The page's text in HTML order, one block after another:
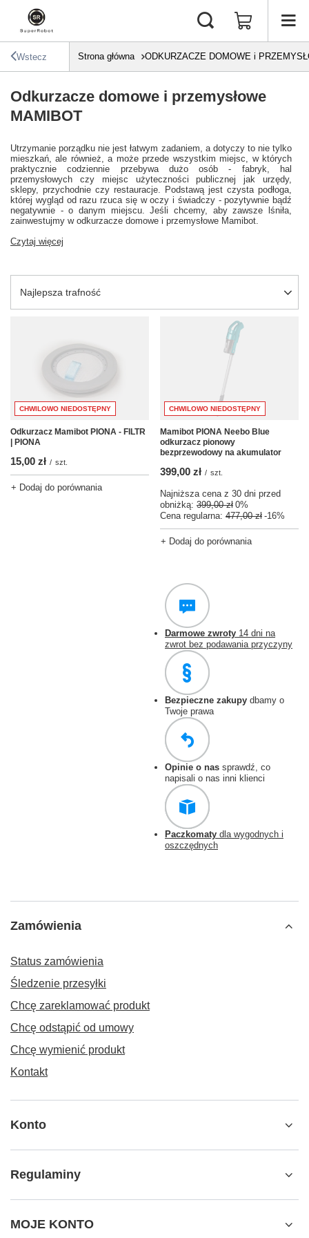
Wstecz Strona główna ODKURZACZE DOMOWE i
Odkurzacze domowe i przemysłowe
MAMIBOT
Utrzymanie porządku nie jest łatwym zadaniem, a dotyczy to nie tylko
mieszkań, ale również, a może przede wszystkim miejsc, w których
praktycznie codziennie przebywa dużo osób - fabryk, hal
przemysłowych czy miejsc użyteczności publicznej jak urzędy,
sklepy, przychodnie czy restauracje. Podstawą jest czysta podłoga,
której wygląd od razu rzuca się w oczy i świadczy - pozytywnie bądź
negatywnie - o danym miejscu. Jeśli chcemy, aby zawsze lśniła,
zainwestujmy w odkurzacze domowe i przemysłowe Mamibot.
Czytaj więcej
Zmień sortowanie
Najlepsza trafność
CHWILOWO NIEDOSTĘPNY
Odkurzacz Mamibot PIONA - FILTR
| PIONA
15,00 zł / szt.
+ Dodaj do porównania
CHWILOWO NIEDOSTĘPNY
Mamibot PIONA Neebo Blue
odkurzacz pionowy
bezprzewodowy na akumulator
399,00 zł / szt.
Najniższa cena z 30 dni przed
obniżką: 399,00 zł 0%
Cena regularna: 477,00 zł -16%
+ Dodaj do porównania
Darmowe zwroty 14 dni na
zwrot bez podawania przyczyny
Bezpieczne zakupy dbamy o
Twoje prawa
Opinie o nas sprawdź, co
napisali o nas inni klienci
Paczkomaty dla wygodnych i
oszczędnych
Zamówienia
Status zamówienia
Śledzenie przesyłki
Chcę zareklamować produkt
Chcę odstąpić od umowy
Chcę wymienić produkt
Kontakt
Konto
Regulaminy
MOJE KONTO